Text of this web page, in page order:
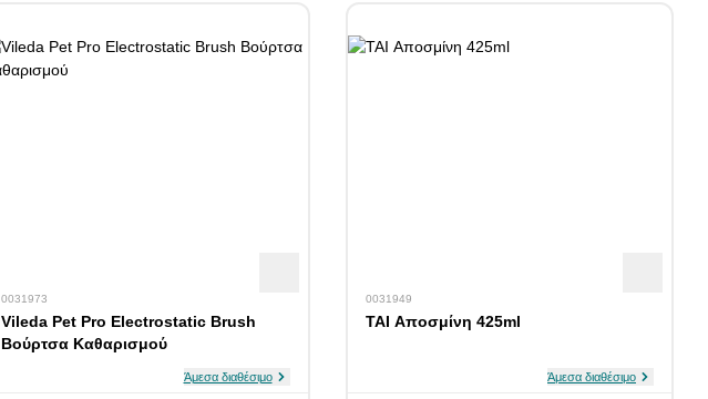
0031973
Vileda Pet Pro Electrostatic Brush
Βούρτσα Καθαρισμού
Άμεσα διαθέσιμο
0031949
TAI Αποσμίνη 425ml
Άμεσα διαθέσιμο